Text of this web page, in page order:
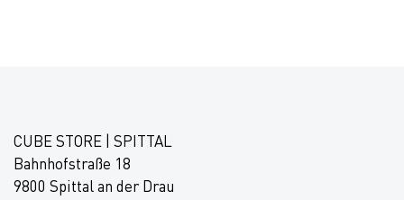
CUBE STORE | SPITTAL
Bahnhofstraße 18
9800 Spittal an der Drau